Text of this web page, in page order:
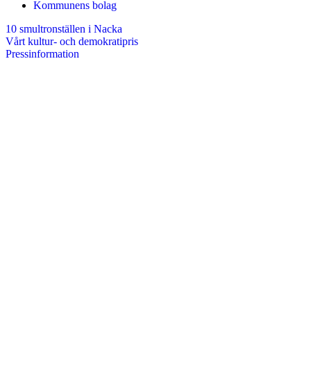
Kommunens bolag
10 smultronställen i Nacka
Vårt kultur- och demokratipris
Pressinformation